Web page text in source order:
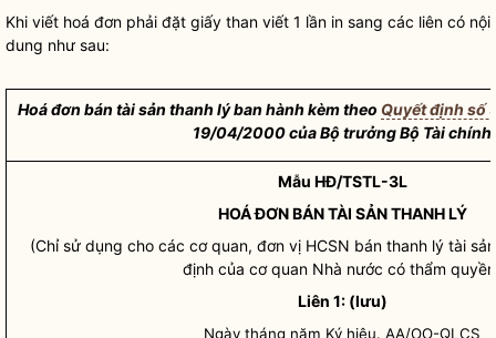
Khi viết hoá đơn phải đặt giấy than viết 1 lần in sang các liên có nội
dung như sau:
Hoá đơn bán tài sản thanh lý ban hành kèm theo Quyết định số
19/04/2000 củaBộ trưởngBộ Tài chính
Mẫu HĐ/TSTL-3L
HOÁ ĐƠN BÁN TÀI SẢN THANH LÝ
(Chỉ sử dụng cho các cơ quan, đơn vị HCSN bán thanh lý tài
định của cơ quan Nhà nước có thẩm quyền
Liên 1: (lưu)
Ngày tháng năm Ký hiệu. AA/OO-QLCS